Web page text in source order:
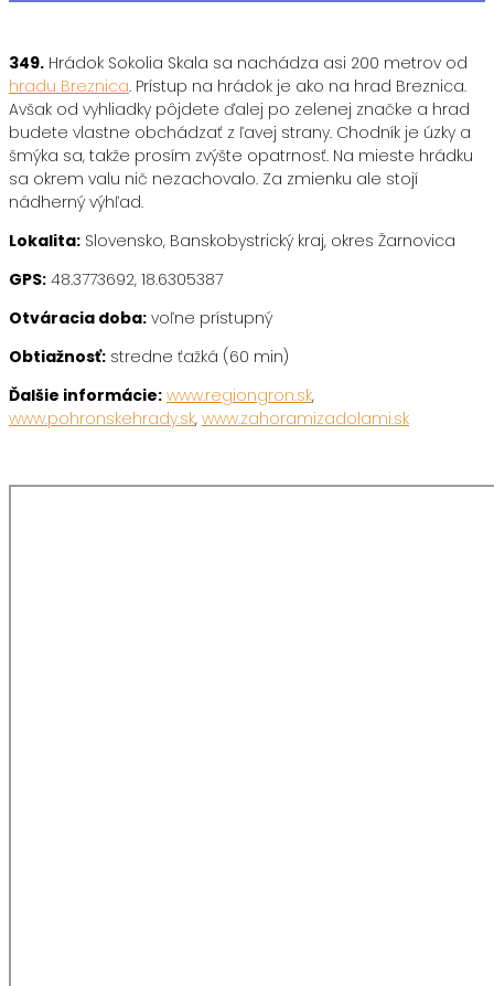
349. Hrádok Sokolia Skala sa nachádza asi 200 metrov od
hradu Breznica. Prístup na hrádok je ako na hrad Breznica.
Avšak od vyhliadky pôjdete ďalej po zelenej značke a hrad
budete vlastne obchádzať z ľavej strany. Chodník je úzky a
šmýka sa, takže prosím zvýšte opatrnosť. Na mieste hrádku
sa okrem valu nič nezachovalo. Za zmienku ale stojí
nádherný výhľad.
Lokalita: Slovensko, Banskobystrický kraj, okres Žarnovica
GPS: 48.3773692, 18.6305387
Otváracia doba: voľne prístupný
Obtiažnosť: stredne ťažká (60 min)
Ďalšie informácie: www.regiongron.sk,
www.pohronskehrady.sk, www.zahoramizadolami.sk